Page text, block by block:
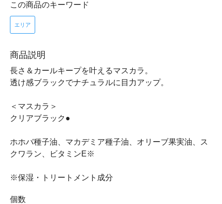
この商品のキーワード
エリア
商品説明
長さ＆カールキープを叶えるマスカラ。
透け感ブラックでナチュラルに目力アップ。
＜マスカラ＞
クリアブラック●
ホホバ種子油、マカデミア種子油、オリーブ果実油、ス
クワラン、ビタミンE※
※保湿・トリートメント成分
個数